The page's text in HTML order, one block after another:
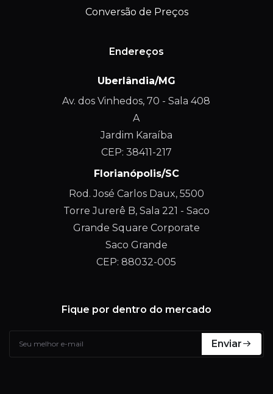
Conversão de Preços
Endereços
Uberlândia/MG
Av. dos Vinhedos, 70 - Sala 408
A
Jardim Karaíba
CEP: 38411-217
Florianópolis/SC
Rod. José Carlos Daux, 5500
Torre Jurerê B, Sala 221 - Saco
Grande Square Corporate
Saco Grande
CEP: 88032-005
Fique por dentro do mercado
Enviar